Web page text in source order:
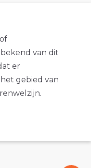
of
van dit
er
gebied van